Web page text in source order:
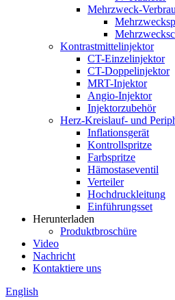
Mehrzweck-
Kontrastmittelinjektor
CT-Einzelinjektor
CT-Doppelinjektor
MRT-Injektor
Angio-Injektor
Injektorzubehör
Herz-Kreislauf- und
Inflationsgerät
Kontrollspritze
Farbspritze
Hämostaseventil
Verteiler
Hochdruckleitung
Einführungsset
Herunterladen
Produktbroschüre
Video
Nachricht
Kontaktiere uns
English